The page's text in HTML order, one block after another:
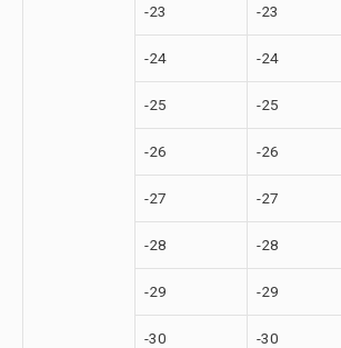
-23 -23
-24 -24
-25 -25
-26 -26
-27 -27
-28 -28
-29 -29
-30 -30